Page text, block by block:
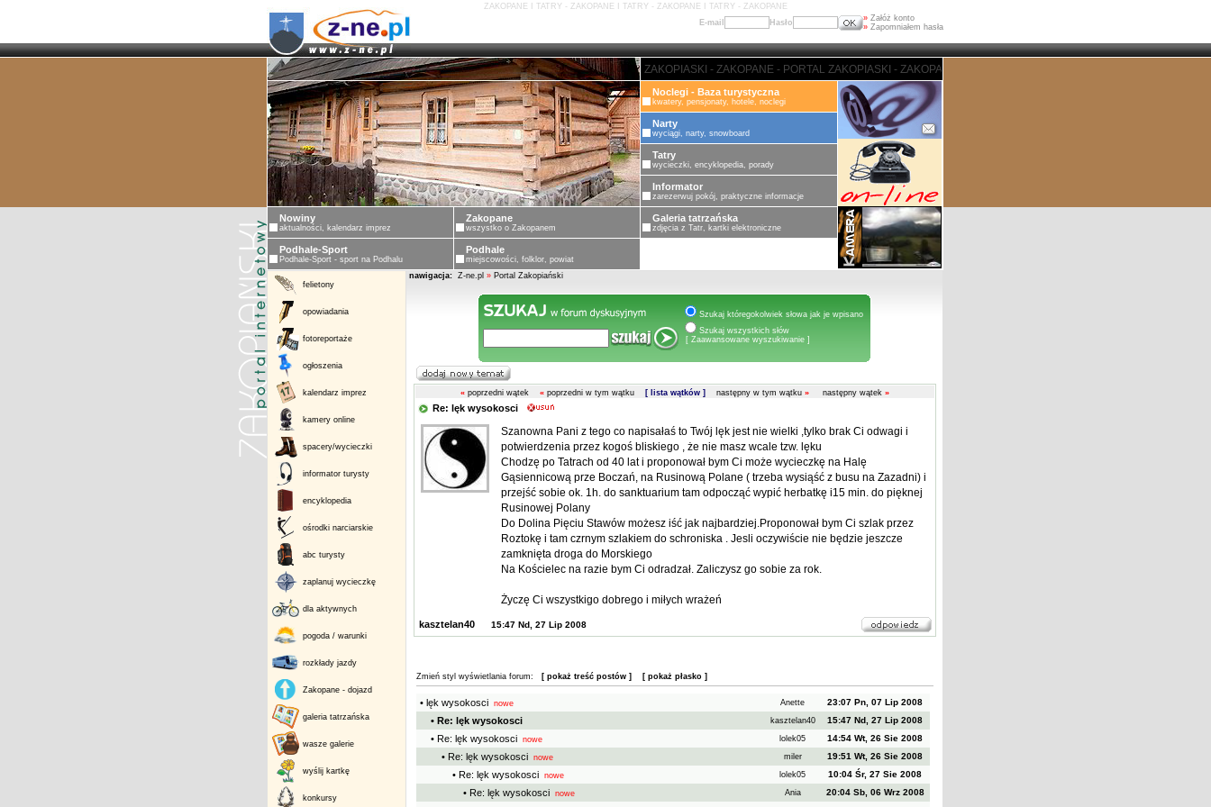
ZAKOPANE I TATRY - ZAKOPANE I TATRY - ZAKOPANE I TATRY - ZAKOPANE
E-mail
Hasło » Załóż konto
» Zapomniałem hasła
ZAKOPANE - PORTAL ZAKOPIASKI - ZAKOPANE - PORTAL ZAKOPIASKI - ZAKOPANE - PORTAL ZAKOPIASKI -
Noclegi - Baza turystyczna
kwatery, pensjonaty, hotele, noclegi
Narty
wyciągi, narty, snowboard
Tatry
wycieczki, encyklopedia, porady
Informator
zarezerwuj pokój, praktyczne informacje
Nowiny
aktualności, kalendarz imprez
Zakopane
wszystko o Zakopanem
Galeria tatrzańska
zdjęcia z Tatr, kartki elektroniczne
Podhale-Sport
Podhale-Sport - sport na Podhalu
Podhale
miejscowości, folklor, powiat
felietony
opowiadania
fotoreportaże
ogłoszenia
kalendarz imprez
kamery online
spacery/wycieczki
informator turysty
encyklopedia
ośrodki narciarskie
abc turysty
zaplanuj wycieczkę
dla aktywnych
pogoda / warunki
rozkłady jazdy
Zakopane - dojazd
galeria tatrzańska
wasze galerie
wyślij kartkę
konkursy
nawigacja: Z-ne.pl » Portal Zakopiański
Szukaj któregokolwiek słowa jak je wpisano
Szukaj wszystkich słów
[ Zaawansowane wyszukiwanie ]
«poprzedni wątek «poprzedni w tym wątku [ lista wątków ] następny w tym wątku » następny wątek »
Re: lęk wysokosci
Szanowna Pani z tego co napisałaś to Twój lęk jest nie wielki ,tylko brak Ci odwagi i
potwierdzenia przez kogoś bliskiego , że nie masz wcale tzw. lęku
Chodzę po Tatrach od 40 lat i proponował bym Ci może wycieczkę na Halę
Gąsiennicową prze Boczań, na Rusinową Polane ( trzeba wysiąść z busu na Zazadni) i
przejść sobie ok. 1h. do sanktuarium tam odpocząć wypić herbatkę i15 min. do pięknej
Rusinowej Polany
Do Dolina Pięciu Stawów możesz iść jak najbardziej.Proponował bym Ci szlak przez
Roztokę i tam czrnym szlakiem do schroniska . Jesli oczywiście nie będzie jeszcze
zamknięta droga do Morskiego
Na Kościelec na razie bym Ci odradzał. Zaliczysz go sobie za rok.
Życzę Ci wszystkigo dobrego i miłych wrażeń
kasztelan40 15:47 Nd, 27 Lip 2008
Zmień styl wyświetlania forum: [ pokaż treść postów ] [ pokaż płasko ]
• lęk wysokoscinowe Anette 23:07 Pn, 07 Lip 2008
• Re: lęk wysokosci kasztelan40 15:47 Nd, 27 Lip 2008
• Re: lęk wysokoscinowe lolek05 14:54 Wt, 26 Sie 2008
• Re: lęk wysokoscinowe miler 19:51 Wt, 26 Sie 2008
• Re: lęk wysokoscinowe lolek05 10:04 Śr, 27 Sie 2008
• Re: lęk wysokoscinowe Ania 20:04 Sb, 06 Wrz 2008